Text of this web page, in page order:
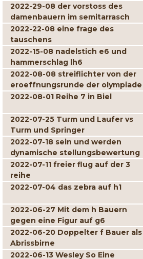
2022-29-08 der vorstoss des
damenbauern im semitarrasch
2022-22-08 eine frage des
tauschens
2022-15-08 nadelstich e6 und
hammerschlag lh6
2022-08-08 streiflichter von der
eroeffnungsrunde der olympiade
2022-08-01 Reihe 7 in Biel
2022-07-25 Turm und Laufer vs
Turm und Springer
2022-07-18 sein und werden
dynamische stellungsbewertung
2022-07-11 freier flug auf der 3
reihe
2022-07-04 das zebra auf h1
2022-06-27 Mit dem h Bauern
gegen eine Figur auf g6
2022-06-20 Doppelter f Bauer als
Abrissbirne
2022-06-13 Wesley So Eine